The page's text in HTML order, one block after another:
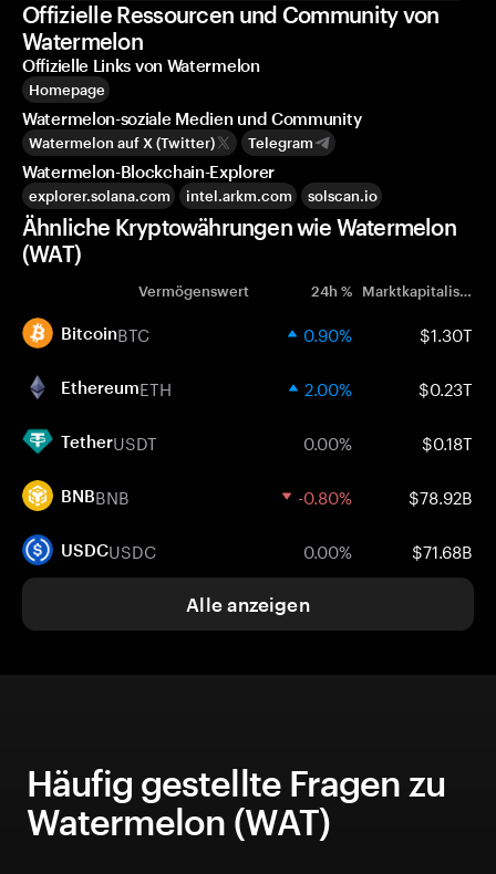
Offizielle Ressourcen und Community von
Watermelon
Offizielle Links von Watermelon
Homepage
Watermelon-soziale Medien und Community
Watermelon auf X (Twitter) Telegram
Watermelon-Blockchain-Explorer
explorer.solana.com intel.arkm.com solscan.io
Ähnliche Kryptowährungen wie Watermelon
(WAT)
Vermögenswert 24h % Marktkapitalisierung
BitcoinBTC 0.90% $1.30T
EthereumETH 2.00% $0.23T
TetherUSDT 0.00% $0.18T
BNBBNB -0.80% $78.92B
USDCUSDC 0.00% $71.68B
Alle anzeigen
Häufig gestellte Fragen zu
Watermelon (WAT)